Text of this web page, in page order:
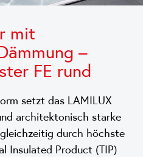
mit
–
FE rund
setzt das LAMILUX
architektonisch starke
durch höchste
Insulated Product (TIP)